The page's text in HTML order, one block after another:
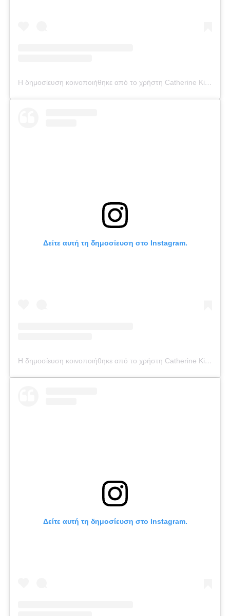
Η δημοσίευση κοινοποιήθηκε από το χρήστη Catherine Kikilia (@catherine_kikilia)
Δείτε αυτή τη δημοσίευση στο Instagram.
Η δημοσίευση κοινοποιήθηκε από το χρήστη Catherine Kikilia (@catherine_kikilia)
Δείτε αυτή τη δημοσίευση στο Instagram.